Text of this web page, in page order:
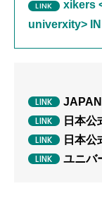
xikers
univerxity>
日本公
日本
ユニバ